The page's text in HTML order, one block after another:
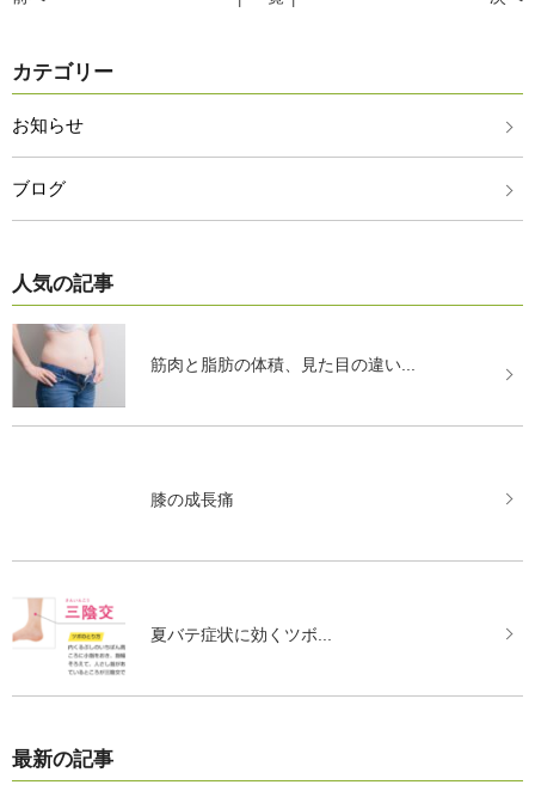
カテゴリー
お知らせ
ブログ
人気の記事
筋肉と脂肪の体積、見た目の違い...
膝の成長痛
夏バテ症状に効くツボ...
最新の記事